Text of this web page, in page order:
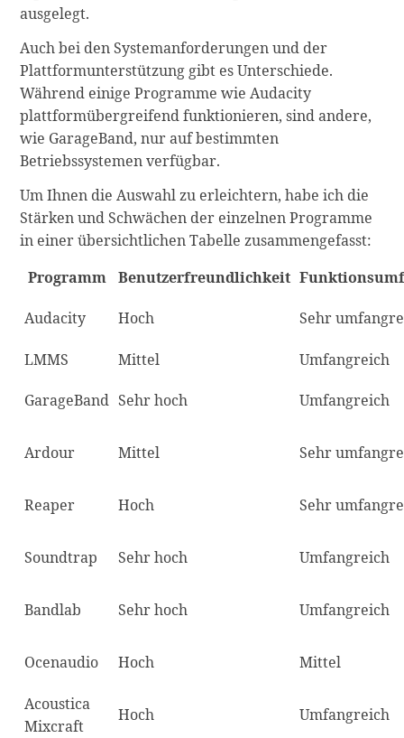
ausgelegt.
Auch bei den Systemanforderungen und der
Plattformunterstützung gibt es Unterschiede.
Während einige Programme wie Audacity
plattformübergreifend funktionieren, sind andere,
wie GarageBand, nur auf bestimmten
Betriebssystemen verfügbar.
Um Ihnen die Auswahl zu erleichtern, habe ich die
Stärken und Schwächen der einzelnen Programme
in einer übersichtlichen Tabelle zusammengefasst:
Programm
Benutzerfreundlichkeit
Audacity Hoch Sehr
LMMS Mittel Umfangreich
GarageBand Sehr hoch Umfangreich
Ardour Mittel Sehr
Reaper Hoch Sehr
Soundtrap Sehr hoch Umfangreich
Bandlab Sehr hoch Umfangreich
Ocenaudio Hoch Mittel
Acoustica
Mixcraft
Hoch Umfangreich